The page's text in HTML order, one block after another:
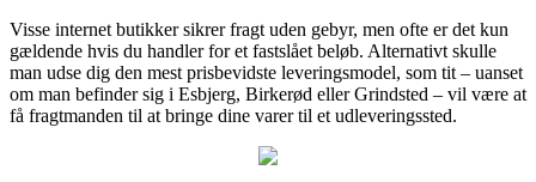
Visse internet butikker sikrer fragt uden gebyr, men ofte er det kun
gældende hvis du handler for et fastslået beløb. Alternativt skulle
man udse dig den mest prisbevidste leveringsmodel, som tit – uanset
om man befinder sig i Esbjerg, Birkerød eller Grindsted – vil være at
få fragtmanden til at bringe dine varer til et udleveringssted.